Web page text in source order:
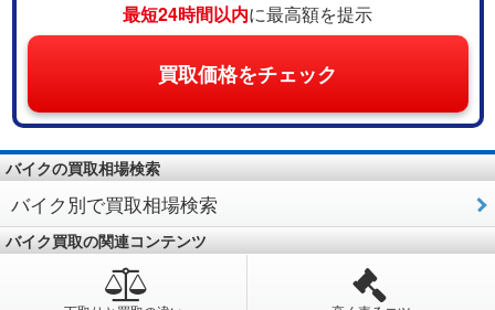
最短24時間以内に最高額を提示
買取価格をチェック
バイクの買取相場検索
バイク別で買取相場検索
バイク買取の関連コンテンツ